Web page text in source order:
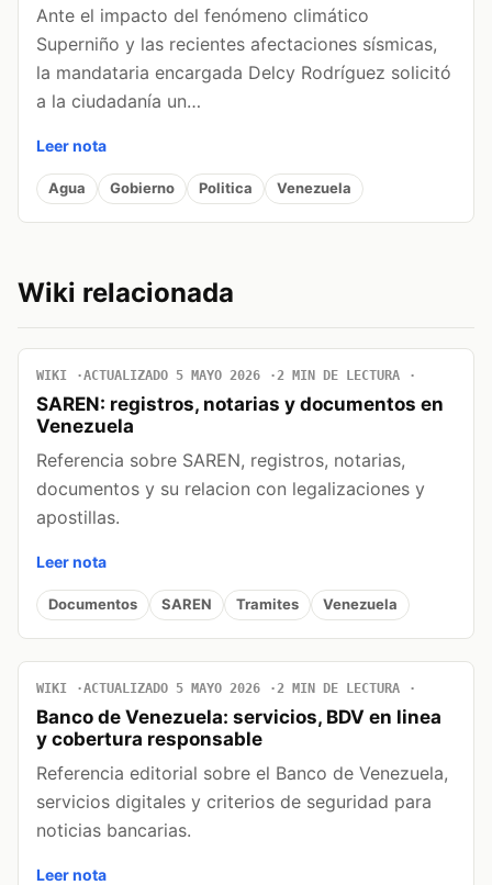
Ante el impacto del fenómeno climático
Superniño y las recientes afectaciones sísmicas,
la mandataria encargada Delcy Rodríguez solicitó
a la ciudadanía un…
Leer nota
Agua Gobierno Politica Venezuela
Wiki relacionada
WIKI ACTUALIZADO 5 MAYO 2026 2 MIN DE LECTURA
SAREN: registros, notarias y documentos en
Venezuela
Referencia sobre SAREN, registros, notarias,
documentos y su relacion con legalizaciones y
apostillas.
Leer nota
Documentos SAREN Tramites Venezuela
WIKI ACTUALIZADO 5 MAYO 2026 2 MIN DE LECTURA
Banco de Venezuela: servicios, BDV en linea
y cobertura responsable
Referencia editorial sobre el Banco de Venezuela,
servicios digitales y criterios de seguridad para
noticias bancarias.
Leer nota